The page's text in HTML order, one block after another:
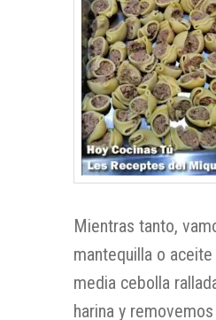
Mientras tanto,
mantequilla o
media cebolla
harina y